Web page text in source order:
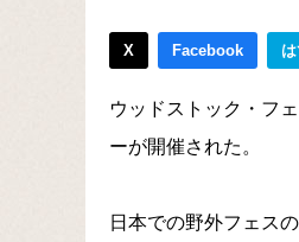
X Facebook
ウッドストック・フ
ーが開催された。
日本での野外フェス